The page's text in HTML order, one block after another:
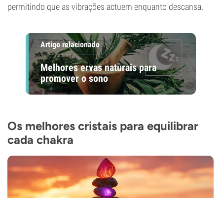
permitindo que as vibrações actuem enquanto descansa.
Artigo relacionado
Melhores ervas naturais para
promover o sono
Os melhores cristais para equilibrar
cada chakra